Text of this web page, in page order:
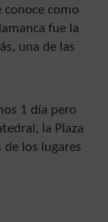
conoce como
fue la
una de las
1 día pero
la Plaza
de los lugares